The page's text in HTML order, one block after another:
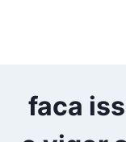
faca